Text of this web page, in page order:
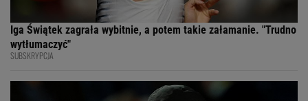
Iga Świątek zagrała wybitnie, a potem takie załamanie. "Trudno
wytłumaczyć"
SUBSKRYPCJA